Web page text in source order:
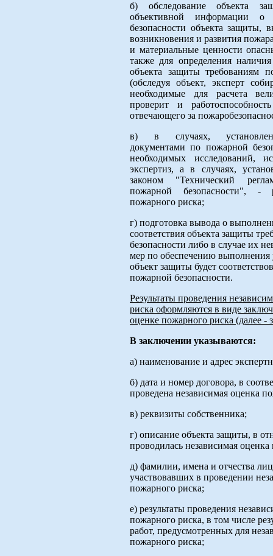
б) обследование объекта
объективной информации о
безопасности объекта защиты,
возникновения и развития
и материальные ценности
также для определения
объекта защиты требованиям
(обследуя объект, эксперт
необходимые для расчета
проверит и
отвечающего за
в) в случаях,
документами по пожарной
необходимых исследований,
экспертиз, а в случаях,
законом "Технический
пожарной безопасности", -
пожарного риска;
г) подготовка вывода о
соответствия объекта защиты
безопасности либо в случае их
мер по обеспечению выполнения
объект защиты будет
пожарной безопасности.
Результаты проведения
риска оформляются в виде
оценке пожарного риска (далее -
В заключении указываются:
а) наименование и адрес
б) дата и номер договора, в
проведена независимая оценка
в) реквизиты собственника;
г) описание объекта защиты, в
проводилась независимая
д) фамилии, имена и отчества
участвовавших в проведении
пожарного риска;
е) результаты проведения
пожарного риска, в том числе
работ, предусмотренных для
пожарного риска;